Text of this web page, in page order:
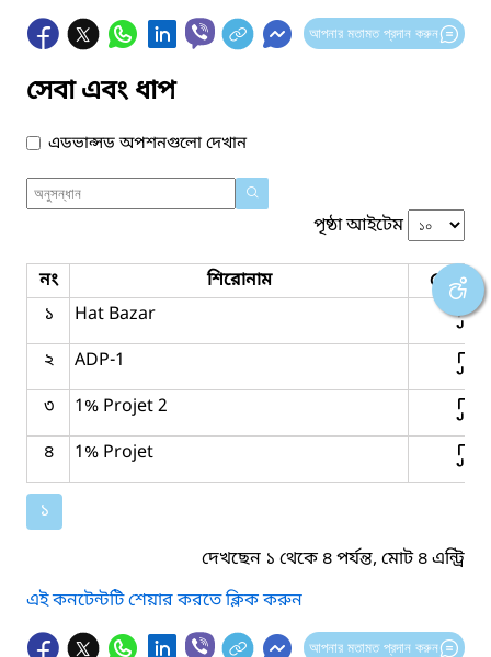
আপনার মতামত প্রদান করুন
সেবা এবং ধাপ
এডভান্সড অপশনগুলো দেখান
পৃষ্ঠা আইটেম
নং শিরোনাম
সেবার
১
Hat Bazar
২
ADP-1
৩
1% Projet 2
৪
1% Projet
১
দেখছেন ১ থেকে ৪ পর্যন্ত, মোট ৪ এন্ট্রি
এই কনটেন্টটি শেয়ার করতে ক্লিক করুন
আপনার মতামত প্রদান করুন